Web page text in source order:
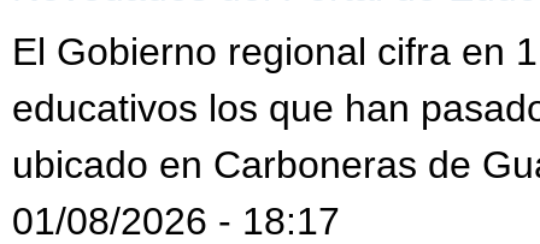
El Gobierno regional cifra en
educativos los que han
ubicado en Carboneras de
01/08/2026 - 18:17